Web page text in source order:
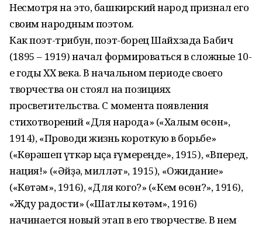
Несмотря на это, башкирский народ признал его
своим народным поэтом.
Как поэт-трибун, поэт-борец Шайхзада Бабич
(1895 – 1919) начал формироваться в сложные 10-
е годы ХХ века. В начальном периоде своего
творчества он стоял на позициях
просветительства. С момента появления
стихотворений «Для народа» («Халҡым өсөн»,
1914), «Проводи жизнь короткую в борьбе»
(«Көрәшеп үткәр ҡыҫҡа ғүмереңде», 1915), «Вперед,
нация!» («Әйҙә, милләт», 1915), «Ожидание»
(«Көтәм», 1916), «Для кого?» («Кем өсөн?», 1916),
«Жду радости» («Шатлыҡ көтәм», 1916)
начинается новый этап в его творчестве. В нем